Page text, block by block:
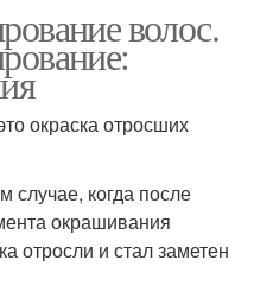
волос.
окраска отросших
случае, когда после
окрашивания
отросли и стал заметен